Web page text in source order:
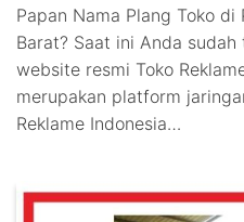
Papan Nama Plang Toko di
Barat? Saat ini Anda
website resmi Toko
merupakan platform
Reklame Indonesia…